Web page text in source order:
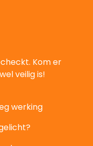
Kom er
veilig is!
werking